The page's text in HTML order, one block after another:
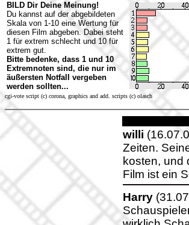
BILD Dir Deine Meinung!
Du kannst auf der abgebildeten
Skala von 1-10 eine Wertung für
diesen Film abgeben. Dabei steht
1 für extrem schlecht und 10 für
extrem gut.
Bitte bedenke, dass 1 und 10
Extremnoten sind, die nur im
äußersten Notfall vergeben
werden sollten...
cgi-vote script (c) corona, graphics and add. scripts (c) olasch
willi
Zeiten.
kosten, und
Film ist ein
Harry